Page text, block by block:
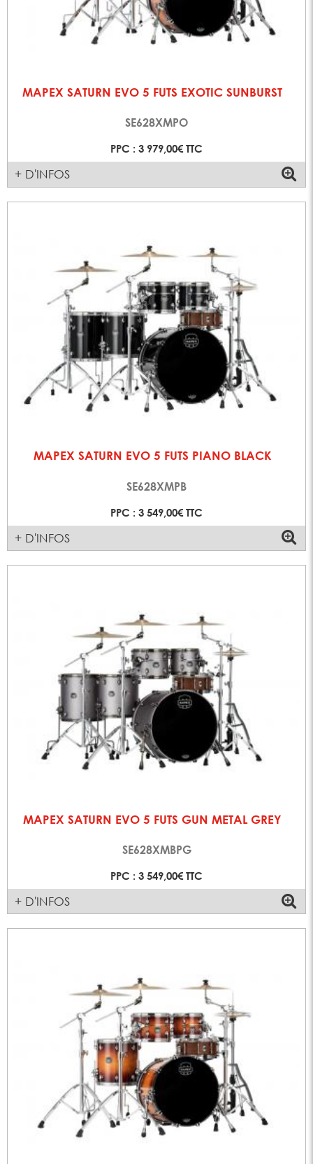
MAPEX SATURN EVO 5 FUTS EXOTIC SUNBURST
SE628XMPO
PPC : 3 979,00€ TTC
+ D'INFOS
MAPEX SATURN EVO 5 FUTS PIANO BLACK
SE628XMPB
PPC : 3 549,00€ TTC
+ D'INFOS
MAPEX SATURN EVO 5 FUTS GUN METAL GREY
SE628XMBPG
PPC : 3 549,00€ TTC
+ D'INFOS